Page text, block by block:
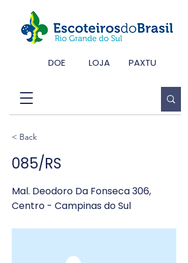
DOE LOJA PAXTU
< Back
085/RS
Mal. Deodoro Da Fonseca 306,
Centro - Campinas do Sul